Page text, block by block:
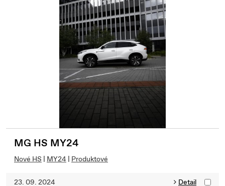
MG HS MY24
Nové HS | MY24 | Produktové
23. 09. 2024 Detail